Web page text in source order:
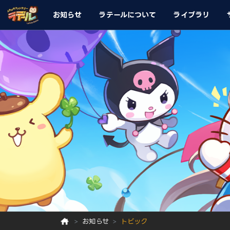
お知らせ ラテールについて ライブラリ
お知らせ トピック